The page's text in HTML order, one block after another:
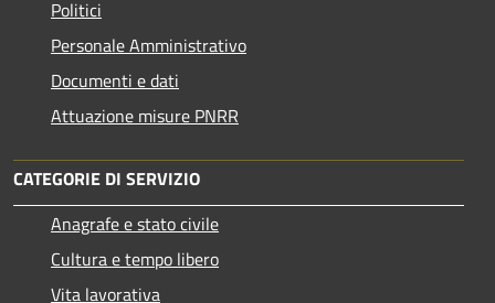
Politici
Personale Amministrativo
Documenti e dati
Attuazione misure PNRR
CATEGORIE DI SERVIZIO
Anagrafe e stato civile
Cultura e tempo libero
Vita lavorativa